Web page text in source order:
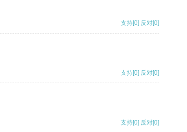
支持[0] 反对[0]
支持[0] 反对[0]
支持[0] 反对[0]